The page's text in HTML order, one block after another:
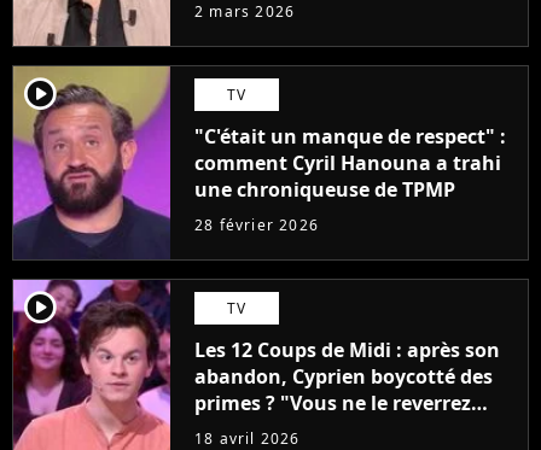
2 mars 2026
player2 TV
"C'était un manque de respect" :
comment Cyril Hanouna a trahi
une chroniqueuse de TPMP
28 février 2026
player2 TV
Les 12 Coups de Midi : après son
abandon, Cyprien boycotté des
primes ? "Vous ne le reverrez
plus"
18 avril 2026